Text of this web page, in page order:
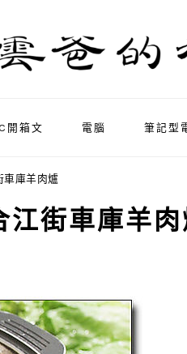
開箱文 電腦 筆記型
庫羊肉爐
街車庫羊肉